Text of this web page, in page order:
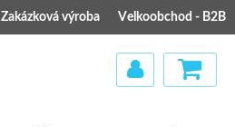
Zakázková výroba Velkoobchod - B2B